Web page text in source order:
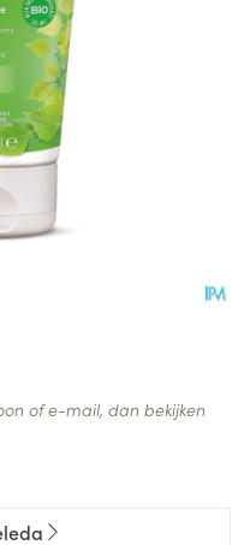
of e-mail, dan bekijken